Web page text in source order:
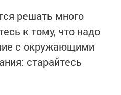
решать много
к тому, что надо
с окружающими
старайтесь